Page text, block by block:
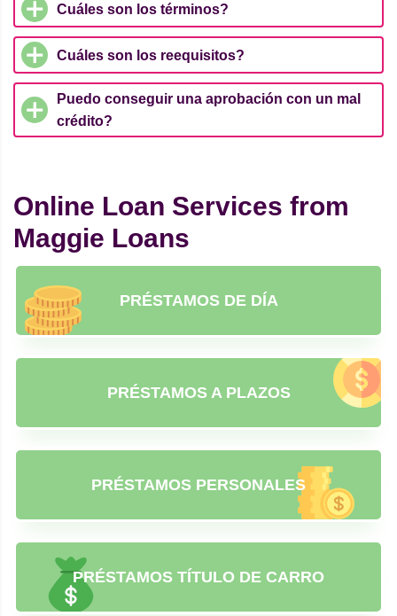
Cuáles son los términos?
Cuáles son los reequisitos?
Puedo conseguir una aprobación con un mal
crédito?
Online Loan Services from
Maggie Loans
PRÉSTAMOS DE DÍA
PRÉSTAMOS A PLAZOS
PRÉSTAMOS PERSONALES
PRÉSTAMOS TÍTULO DE CARRO